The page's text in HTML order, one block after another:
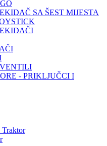
SA ŠEST MIJESTA
- PRIKLJUČCI I